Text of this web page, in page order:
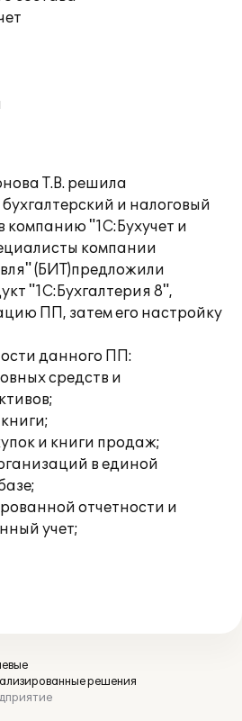
Т.В. решила
и налоговый
компанию "1С:Бухучет и
компании
(БИТ)предложили
"1С:Бухгалтерия 8",
ПП, затем его настройку
данного ПП:
средств и
и книги продаж;
в единой
отчетности и
учет;
решения